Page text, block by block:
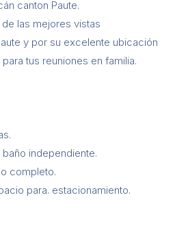
canton Paute.
las mejores vistas
y por su excelente ubicación
tus reuniones en familia.
independiente.
completo.
para. estacionamiento.